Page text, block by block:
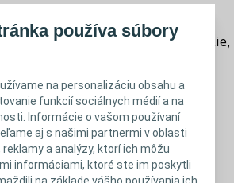
používa súbory
na personalizáciu obsahu a
funkcií sociálnych médií a na
Informácie o vašom používaní
aj s našimi partnermi v oblasti
a analýzy, ktorí ich môžu
informáciami, ktoré ste im poskytli
kód: B81855
kód: B81855
okamžite pripravený na použitie,
a intuitívne. Nie je potrebné
ani čakať na aktiváciu
ani jednoduchšie.
vyšší komfort a minimalizuje
rúry. Unikátny hydrofilný